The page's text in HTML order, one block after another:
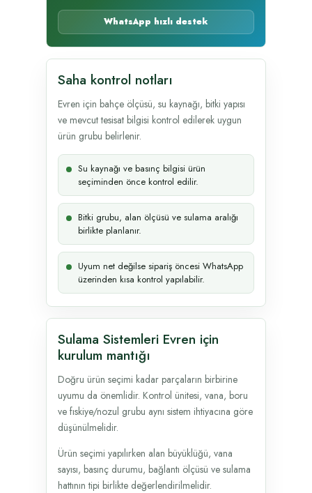
WhatsApp hızlı destek
Saha kontrol notları
Evren için bahçe ölçüsü, su kaynağı, bitki yapısı
ve mevcut tesisat bilgisi kontrol edilerek uygun
ürün grubu belirlenir.
Su kaynağı ve basınç bilgisi ürün
seçiminden önce kontrol edilir.
Bitki grubu, alan ölçüsü ve sulama aralığı
birlikte planlanır.
Uyum net değilse sipariş öncesi WhatsApp
üzerinden kısa kontrol yapılabilir.
Sulama Sistemleri Evren için
kurulum mantığı
Doğru ürün seçimi kadar parçaların birbirine
uyumu da önemlidir. Kontrol ünitesi, vana, boru
ve fıskiye/nozul grubu aynı sistem ihtiyacına göre
düşünülmelidir.
Ürün seçimi yapılırken alan büyüklüğü, vana
sayısı, basınç durumu, bağlantı ölçüsü ve sulama
hattının tipi birlikte değerlendirilmelidir.